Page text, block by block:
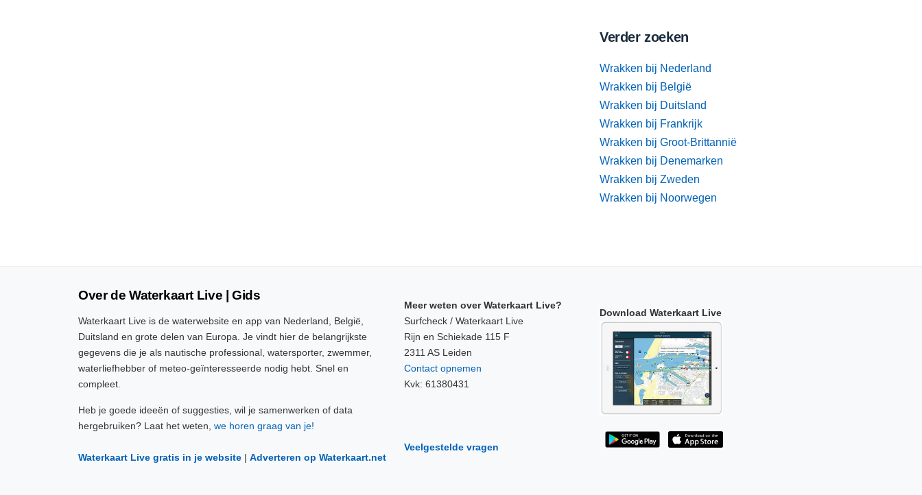
Verder zoeken
Wrakken bij Nederland
Wrakken bij België
Wrakken bij Duitsland
Wrakken bij Frankrijk
Wrakken bij Groot-Brittannië
Wrakken bij Denemarken
Wrakken bij Zweden
Wrakken bij Noorwegen
Over de Waterkaart Live | Gids
Waterkaart Live is de waterwebsite en app van Nederland, België,
Duitsland en grote delen van Europa. Je vindt hier de belangrijkste
gegevens die je als nautische professional, watersporter, zwemmer,
waterliefhebber of meteo-geïnteresseerde nodig hebt. Snel en
compleet.
Heb je goede ideeën of suggesties, wil je samenwerken of data
hergebruiken? Laat het weten, we horen graag van je!
Waterkaart Live gratis in je website | Adverteren op Waterkaart.net
Meer weten over Waterkaart Live?
Surfcheck / Waterkaart Live
Rijn en Schiekade 115 F
2311 AS Leiden
Contact opnemen
Kvk: 61380431
Veelgestelde vragen
Download Waterkaart Live